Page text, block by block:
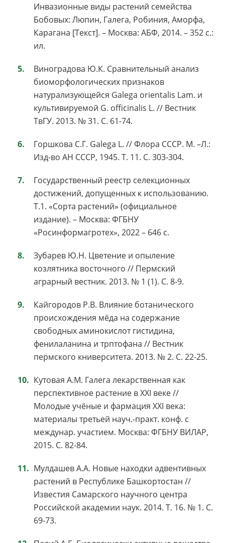
Инвазионные виды растений семейства
Бобовых: Люпин, Галега, Робиния, Аморфа,
Карагана [Текст]. – Москва: АБФ, 2014. – 352 с.:
ил.
Виноградова Ю.К. Сравнительный анализ
биоморфологических признаков
натурализующейся Galega orientalis Lam. и
культивируемой G. officinalis L. // Вестник
ТвГУ. 2013. № 31. С. 61-74.
Горшкова С.Г. Galega L. // Флора СССР. М. –Л.:
Изд-во АН СССР, 1945. Т. 11. С. 303-304.
Государственный реестр селекционных
достижений, допущенных к использованию.
Т.1. «Сорта растений» (официальное
издание). – Москва: ФГБНУ
«Росинформагротех», 2022 – 646 с.
Зубарев Ю.Н. Цветение и опыление
козлятника восточного // Пермский
аграрный вестник. 2013. № 1 (1). С. 8-9.
Кайгородов Р.В. Влияние ботанического
происхождения мёда на содержание
свободных аминокислот гистидина,
фенилаланина и трптофана // Вестник
пермского книверситета. 2013. № 2. С. 22-25.
Кутовая А.М. Галега лекарственная как
перспективное растение в XXI веке //
Молодые учёные и фармация XXI века:
материалы третьей науч.-практ. конф. с
междунар. участием. Москва: ФГБНУ ВИЛАР,
2015. С. 82-84.
Мулдашев А.А. Новые находки адвентивных
растений в Республике Башкортостан //
Известия Самарского научного центра
Российской академии наук. 2014. Т. 16. № 1. С.
69-73.